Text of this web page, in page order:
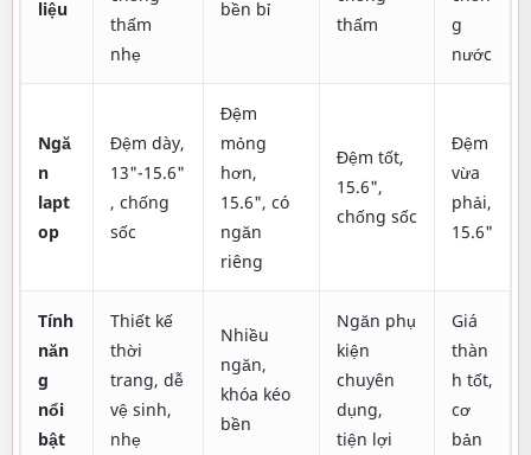
liệu
thấm
nhẹ
bền bỉ
thấm
g
nước
Ngă
n
lapt
op
Đệm dày,
13"-15.6"
, chống
sốc
Đệm
mỏng
hơn,
15.6", có
ngăn
riêng
Đệm tốt,
15.6",
chống sốc
Đệm
vừa
phải,
15.6"
Tính
năn
g
nổi
bật
Thiết kế
thời
trang, dễ
vệ sinh,
nhẹ
Nhiều
ngăn,
khóa kéo
bền
Ngăn phụ
kiện
chuyên
dụng,
tiện lợi
Giá
thàn
h tốt,
cơ
bản